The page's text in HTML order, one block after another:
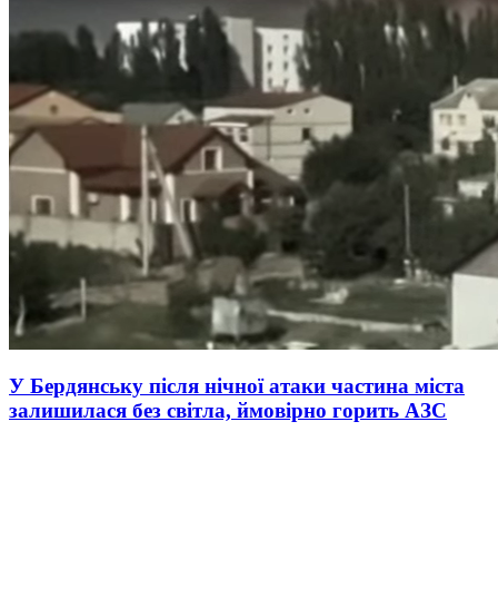
У Бердянську після нічної атаки частина міста
залишилася без світла, ймовірно горить АЗС